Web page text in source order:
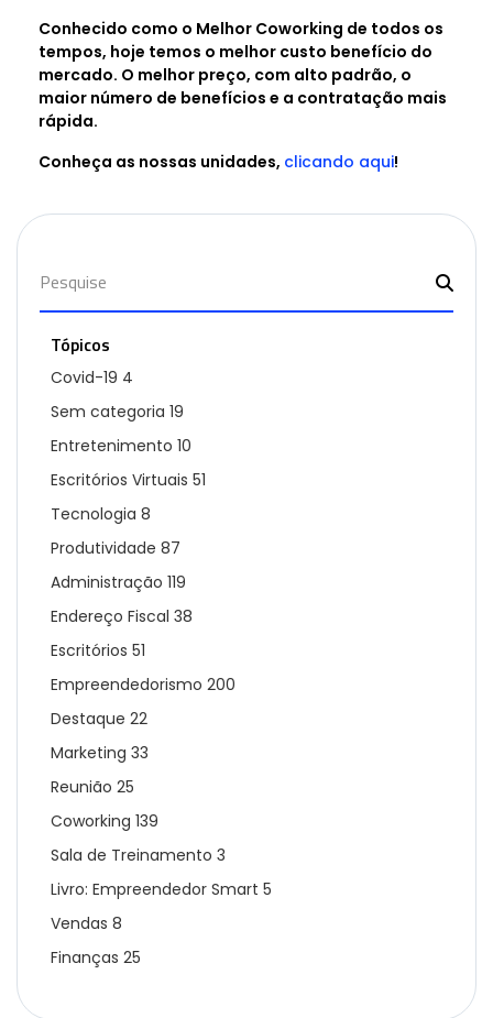
Conhecido como o Melhor Coworking de todos os
tempos, hoje temos o melhor custo benefício do
mercado. O melhor preço, com alto padrão, o
maior número de benefícios e a contratação mais
rápida.
Conheça as nossas unidades, clicando aqui!
Tópicos
Covid-19 4
Sem categoria 19
Entretenimento 10
Escritórios Virtuais 51
Tecnologia 8
Produtividade 87
Administração 119
Endereço Fiscal 38
Escritórios 51
Empreendedorismo 200
Destaque 22
Marketing 33
Reunião 25
Coworking 139
Sala de Treinamento 3
Livro: Empreendedor Smart 5
Vendas 8
Finanças 25